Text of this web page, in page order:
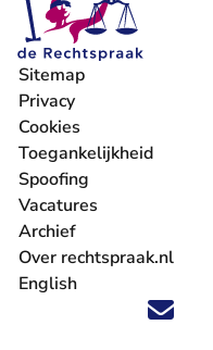
Volg ons op X (Twitter)
Volg ons op
Volg ons op
Volg ons op
Volg ons
'Blijf op
Sitemap
Privacy
Cookies
Toegankelijkheid
Spoofing
Vacatures
- U verlaat Rechtspraak.nl
Archief
Over rechtspraak.nl
English